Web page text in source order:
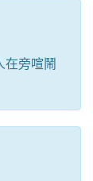
在旁喧鬧